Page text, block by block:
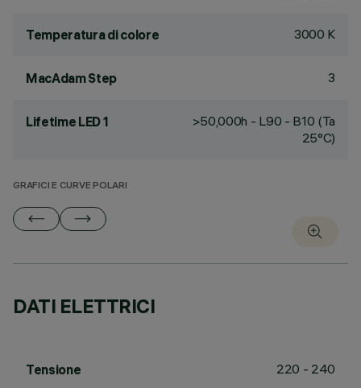
Temperatura di colore 3000 K
MacAdam Step 3
Lifetime LED 1
>50,000h - L90 - B10 (Ta
25°C)
GRAFICI E CURVE POLARI
DATI ELETTRICI
Tensione 220 - 240